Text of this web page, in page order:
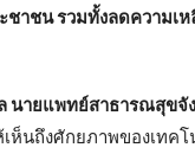
ชน รวมทั้งลดความเห
นายแพทย์สาธารณสุขจั
ห็นถึงศักยภาพของเทค